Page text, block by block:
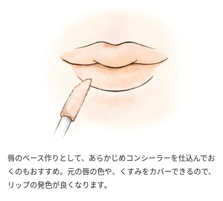
唇のベース作りとして、あらかじめコンシーラーを仕込んでお
くのもおすすめ。元の唇の色や、くすみをカバーできるので、
リップの発色が良くなります。